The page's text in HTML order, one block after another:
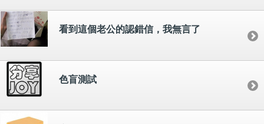
看到這個老公的認錯信，我無言了
色盲測試